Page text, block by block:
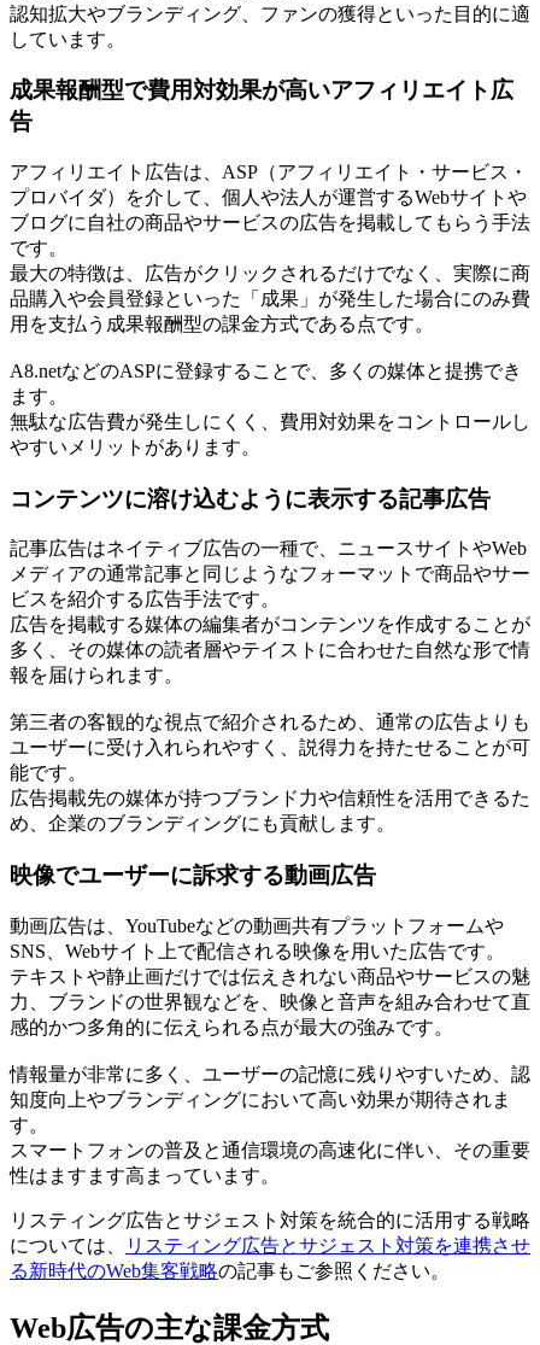
認知拡大やブランディング、ファンの獲得といった目的に適
しています。
成果報酬型で費用対効果が高いアフィリエイト広
告
アフィリエイト広告は、ASP（アフィリエイト・サービス・
プロバイダ）を介して、個人や法人が運営するWebサイトや
ブログに自社の商品やサービスの広告を掲載してもらう手法
です。
最大の特徴は、広告がクリックされるだけでなく、実際に商
品購入や会員登録といった「成果」が発生した場合にのみ費
用を支払う成果報酬型の課金方式である点です。
A8.netなどのASPに登録することで、多くの媒体と提携でき
ます。
無駄な広告費が発生しにくく、費用対効果をコントロールし
やすいメリットがあります。
コンテンツに溶け込むように表示する記事広告
記事広告はネイティブ広告の一種で、ニュースサイトやWeb
メディアの通常記事と同じようなフォーマットで商品やサー
ビスを紹介する広告手法です。
広告を掲載する媒体の編集者がコンテンツを作成することが
多く、その媒体の読者層やテイストに合わせた自然な形で情
報を届けられます。
第三者の客観的な視点で紹介されるため、通常の広告よりも
ユーザーに受け入れられやすく、説得力を持たせることが可
能です。
広告掲載先の媒体が持つブランド力や信頼性を活用できるた
め、企業のブランディングにも貢献します。
映像でユーザーに訴求する動画広告
動画広告は、YouTubeなどの動画共有プラットフォームや
SNS、Webサイト上で配信される映像を用いた広告です。
テキストや静止画だけでは伝えきれない商品やサービスの魅
力、ブランドの世界観などを、映像と音声を組み合わせて直
感的かつ多角的に伝えられる点が最大の強みです。
情報量が非常に多く、ユーザーの記憶に残りやすいため、認
知度向上やブランディングにおいて高い効果が期待されま
す。
スマートフォンの普及と通信環境の高速化に伴い、その重要
性はますます高まっています。
リスティング広告とサジェスト対策を統合的に活用する戦略
については、
リスティング広告とサジェスト対策を連携させ
る新時代のWeb集客戦略の記事もご参照ください。
Web広告の主な課金方式